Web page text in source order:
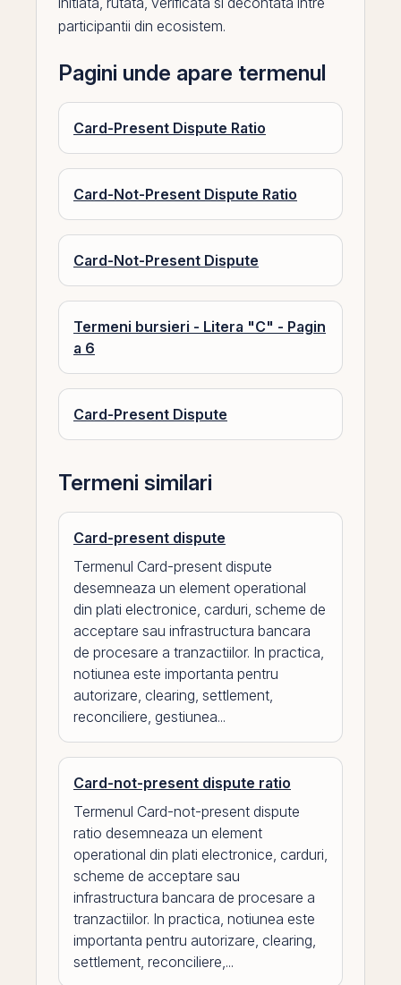
participantii din ecosistem.
Pagini unde apare termenul
Card-Present Dispute Ratio
Card-Not-Present Dispute Ratio
Card-Not-Present Dispute
Termeni bursieri - Litera "C" - Pagin
a 6
Card-Present Dispute
Termeni similari
Card-present dispute
Termenul Card-present dispute
desemneaza un element operational
din plati electronice, carduri, scheme de
acceptare sau infrastructura bancara
de procesare a tranzactiilor. In practica,
notiunea este importanta pentru
autorizare, clearing, settlement,
reconciliere, gestiunea...
Card-not-present dispute ratio
Termenul Card-not-present dispute
ratio desemneaza un element
operational din plati electronice, carduri,
scheme de acceptare sau
infrastructura bancara de procesare a
tranzactiilor. In practica, notiunea este
importanta pentru autorizare, clearing,
settlement, reconciliere,...